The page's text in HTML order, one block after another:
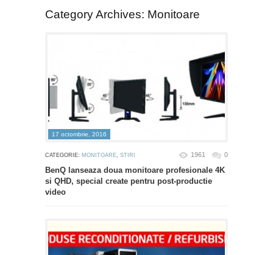
Category Archives: Monitoare
17 octombrie, 2016
CATEGORIE: MONITOARE, STIRI 1961 0
BenQ lanseaza doua monitoare profesionale 4K
si QHD, special create pentru post-productie
video